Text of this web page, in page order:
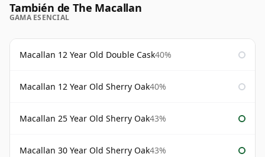
También de The Macallan
GAMA ESENCIAL
Macallan 12 Year Old Double Cask40%
Macallan 12 Year Old Sherry Oak40%
Macallan 25 Year Old Sherry Oak43%
Macallan 30 Year Old Sherry Oak43%